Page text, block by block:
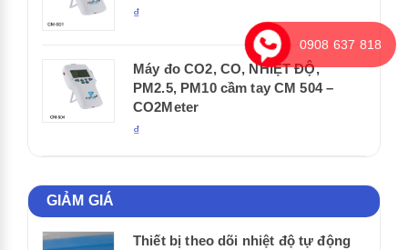
₫
Máy đo CO2, CO, NHIỆT ĐỘ,
PM2.5, PM10 cầm tay CM 504 –
CO2Meter
₫
GIẢM GIÁ
Thiết bị theo dõi nhiệt độ tự động
0908 637 818